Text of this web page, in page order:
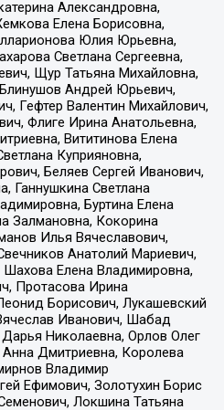
Александровна,
Елена Борисовна,
Юлия Юрьевна,
Светлана Сергеевна,
Щур Татьяна Михайловна,
Андрей Юрьевич,
Гефтер Валентин Михайлович,
Флиге Ирина Анатольевна,
Вититинова Елена
Куприяновна,
Беляев Сергей Иванович,
Ганнушкина Светлана
Буртина Елена
Залмановна, Кокорина
Илья Вячеславович,
Анатолий Мариевич,
Елена Владимировна,
Протасова Ирина
Борисович, Лукашевский
Иванович, Шабад
Николаевна, Орлов Олег
Дмитриевна, Королева
Владимир
Ефимович, Золотухин Борис
Локшина Татьяна